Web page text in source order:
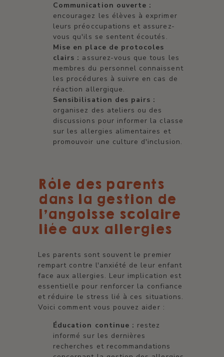
Communication ouverte :
encouragez les élèves à exprimer
leurs préoccupations et assurez-
vous qu'ils se sentent écoutés.
Mise en place de protocoles
clairs : assurez-vous que tous les
membres du personnel connaissent
les procédures à suivre en cas de
réaction allergique.
Sensibilisation des pairs :
organisez des ateliers ou des
discussions pour informer la classe
sur les allergies alimentaires et
promouvoir une culture d'inclusion.
Rôle des parents
dans la gestion de
l'angoisse scolaire
liée aux allergies
Les parents sont souvent le premier
rempart contre l'anxiété de leur enfant
face aux allergies. Leur implication est
essentielle pour renforcer la confiance
et réduire le stress lié à ces situations.
Voici comment vous pouvez aider :
Éducation continue : restez
informé sur les dernières
recherches et recommandations